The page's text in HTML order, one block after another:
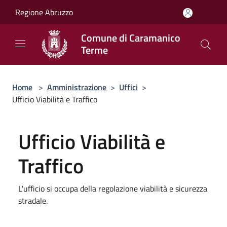
Regione Abruzzo
Comune di Caramanico
Terme
Home > Amministrazione > Uffici >
Ufficio Viabilità e Traffico
Ufficio Viabilità e
Traffico
L'ufficio si occupa della regolazione viabilità e sicurezza
stradale.